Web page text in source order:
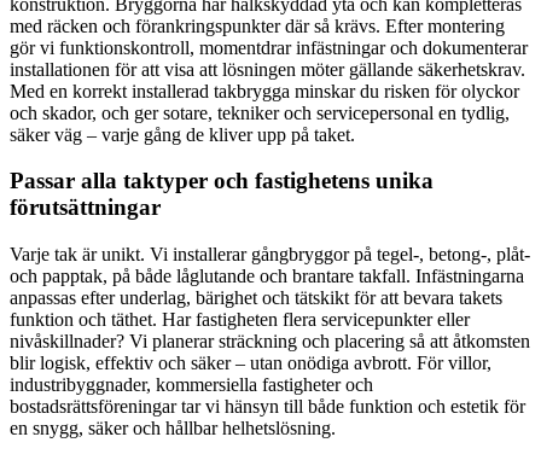
med räcken och förankringspunkter där så krävs. Efter montering
gör vi funktionskontroll, momentdrar infästningar och dokumenterar
installationen för att visa att lösningen möter gällande säkerhetskrav.
Med en korrekt installerad takbrygga minskar du risken för olyckor
och skador, och ger sotare, tekniker och servicepersonal en tydlig,
säker väg – varje gång de kliver upp på taket.
Passar alla taktyper och fastighetens unika
förutsättningar
Varje tak är unikt. Vi installerar gångbryggor på tegel-, betong-, plåt-
och papptak, på både låglutande och brantare takfall. Infästningarna
anpassas efter underlag, bärighet och tätskikt för att bevara takets
funktion och täthet. Har fastigheten flera servicepunkter eller
nivåskillnader? Vi planerar sträckning och placering så att åtkomsten
blir logisk, effektiv och säker – utan onödiga avbrott. För villor,
industribyggnader, kommersiella fastigheter och
bostadsrättsföreningar tar vi hänsyn till både funktion och estetik för
en snygg, säker och hållbar helhetslösning.